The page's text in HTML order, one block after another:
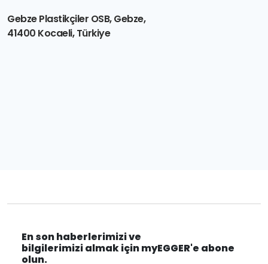
Gebze Plastikçiler OSB, Gebze,
41400 Kocaeli, Türkiye
En son haberlerimizi ve
bilgilerimizi almak için myEGGER'e abone
olun.